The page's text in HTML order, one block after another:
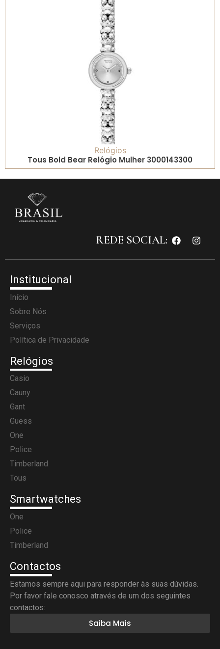
Relógios
Tous Bold Bear Relógio Mulher 3000143300
REDE SOCIAL:
Institucional
Início
Sobre Nós
Serviços
Política de Privacidade
Relógios
Casio
Cauny
Gant
Guess
One
Police
Timberland
Tous
Smartwatches
One
Police
Timberland
Contactos
Estamos sempre aqui para responder às suas dúvidas.
Por favor fale conosco através de um dos seguintes
contactos:
Saiba Mais